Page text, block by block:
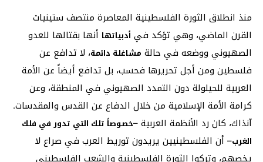
منذ انطلاق الثورة الفلسطينية المعاصرة منتصف ستينيات
القرن الماضي، وهي تؤكد في أدبياتها أنها بقتالها للعدو
الصهيوني ووضعه في حالة مشاغلة دائمة، لا تدافع عن
فلسطين ومن أجل تحريرها فحسب، بل تدافع أيضاً عن الأمة
العربية للحيلولة دون التمدد الصهيوني في المنطقة، وعن
كرامة الأمة الإسلامية من خلال الدفاع عن القدس والمقدسات.
آنذاك، كان رد الأنظمة العربية –خصوصاً تلك التي تدور في فلك
الغرب– أن الفلسطينيين يريدون توريط العرب في صراع لا
يخصهم، وتركوا الثورة الفلسطينية والشعب الفلسطيني